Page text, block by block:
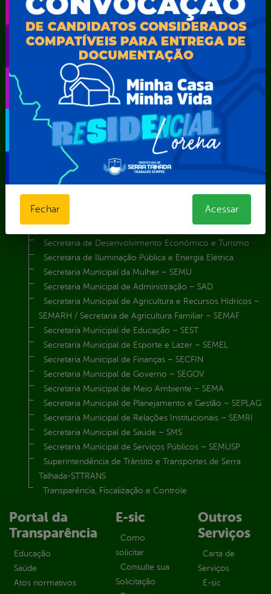
TV Web
Vice-Prefeito
Secretarias
Agência Municipal de Meio Ambiente – AMMA
Assistência Social e Cidadania
Autarquia Educacional de Serra Talhada – AESET
Comando da Guarda Municipal-CGM
FUNDAÇÃO CULTURAL DE SERRA TALHADA
Gabinete da Prefeita
Gabinete do Vice-Prefeito
Instituto de Previdência Própria dos Servidores Públicos do
Município de Serra Talhada-IPPS
Procuradoria Geral do Município
Secretaria de Desenvolvimento Econômico e Turismo
Secretaria de Iluminação Pública e Energia Elétrica
Secretaria Municipal da Mulher – SEMU
Secretaria Municipal de Administração – SAD
Secretaria Municipal de Agricultura e Recursos Hídricos –
SEMARH / Secretaria de Agricultura Familiar – SEMAF
Secretaria Municipal de Educação – SEST
Secretaria Municipal de Esporte e Lazer – SEMEL
Secretaria Municipal de Finanças – SECFIN
Secretaria Municipal de Governo – SEGOV
Secretaria Municipal de Meio Ambiente – SEMA
Secretaria Municipal de Planejamento e Gestão – SEPLAG
Secretaria Municipal de Relações Institucionais – SEMRI
Secretaria Municipal de Saúde – SMS
Secretaria Municipal de Serviços Públicos – SEMUSP
Superintendência de Trânsito e Transportes de Serra
Talhada-STTRANS
Transparência, Fiscalização e Controle
Portal da
Transparência
Educação
Saúde
Atos normativos
E-sic
Como
solicitar
Consulte sua
Solicitação
Outros
Serviços
Carta de
Serviços
E-sic
Fechar Acessar